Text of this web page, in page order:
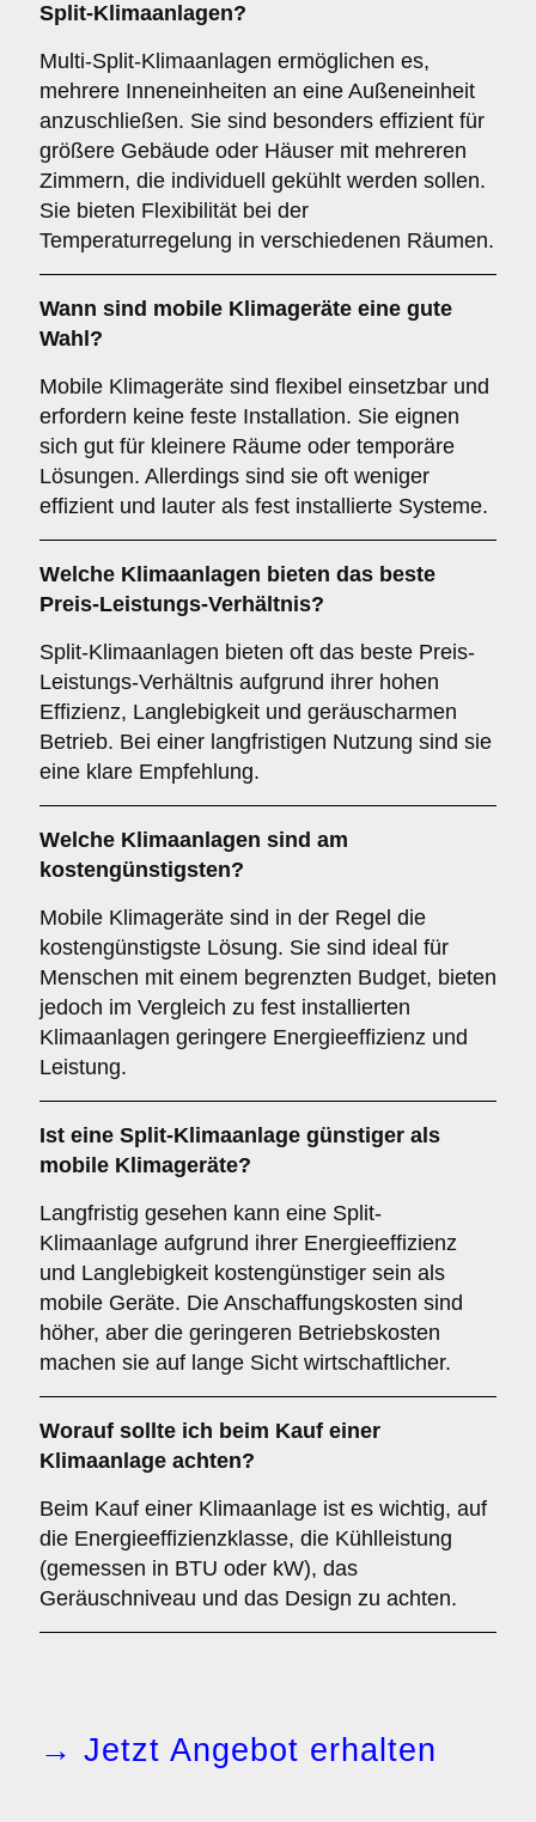
Split-Klimaanlagen?
Multi-Split-Klimaanlagen ermöglichen es,
mehrere Inneneinheiten an eine Außeneinheit
anzuschließen. Sie sind besonders effizient für
größere Gebäude oder Häuser mit mehreren
Zimmern, die individuell gekühlt werden sollen.
Sie bieten Flexibilität bei der
Temperaturregelung in verschiedenen Räumen.
Wann sind mobile Klimageräte eine gute
Wahl?
Mobile Klimageräte sind flexibel einsetzbar und
erfordern keine feste Installation. Sie eignen
sich gut für kleinere Räume oder temporäre
Lösungen. Allerdings sind sie oft weniger
effizient und lauter als fest installierte Systeme.
Welche Klimaanlagen bieten das beste
Preis-Leistungs-Verhältnis?
Split-Klimaanlagen bieten oft das beste Preis-
Leistungs-Verhältnis aufgrund ihrer hohen
Effizienz, Langlebigkeit und geräuscharmen
Betrieb. Bei einer langfristigen Nutzung sind sie
eine klare Empfehlung.
Welche Klimaanlagen sind am
kostengünstigsten?
Mobile Klimageräte sind in der Regel die
kostengünstigste Lösung. Sie sind ideal für
Menschen mit einem begrenzten Budget, bieten
jedoch im Vergleich zu fest installierten
Klimaanlagen geringere Energieeffizienz und
Leistung.
Ist eine Split-Klimaanlage günstiger als
mobile Klimageräte?
Langfristig gesehen kann eine Split-
Klimaanlage aufgrund ihrer Energieeffizienz
und Langlebigkeit kostengünstiger sein als
mobile Geräte. Die Anschaffungskosten sind
höher, aber die geringeren Betriebskosten
machen sie auf lange Sicht wirtschaftlicher.
Worauf sollte ich beim Kauf einer
Klimaanlage achten?
Beim Kauf einer Klimaanlage ist es wichtig, auf
die Energieeffizienzklasse, die Kühlleistung
(gemessen in BTU oder kW), das
Geräuschniveau und das Design zu achten.
→ Jetzt Angebot erhalten